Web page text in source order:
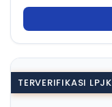
TERVERIFIKASI LPJK